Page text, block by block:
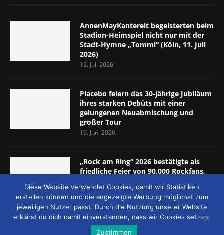
AnnenMayKantereit begeisterten beim
Stadion-Heimspiel nicht nur mit der
Stadt-Hymne „Tommi“ (Köln, 11. Juli
2026)
12. Juli 2026
Placebo feiern das 30-jährige Jubiläum
ihres starken Debüts mit einer
gelungenen Neuabmischung und
großer Tour
19. Juni 2026
„Rock am Ring“ 2026 bestätigte als
friedliche Feier von 90.000 Rockfans,
5.-7. Juni 2026)
8. Juni 2026
Diese Website verwendet Cookies, damit wir Statistiken
erstellen können und die angezeigte Werbung möglichst zum
jeweiligen Nutzer passt. Durch die Nutzung unserer Website
erklärst du dich damit einverstanden, dass wir Cookies setzen.
Zustimmen